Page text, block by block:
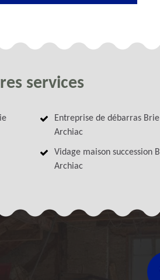
services
Entreprise de débarras Brie
Archiac
Vidage maison succession
Archiac